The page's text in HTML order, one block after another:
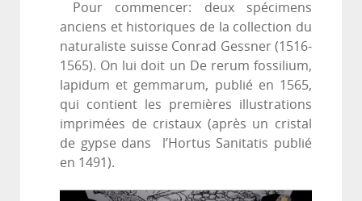
Pour commencer: deux spécimens
anciens et historiques de la collection du
naturaliste suisse Conrad Gessner (1516-
1565). On lui doit un De rerum fossilium,
lapidum et gemmarum, publié en 1565,
qui contient les premières illustrations
imprimées de cristaux (après un cristal
de gypse dans l’Hortus Sanitatis publié
en 1491).